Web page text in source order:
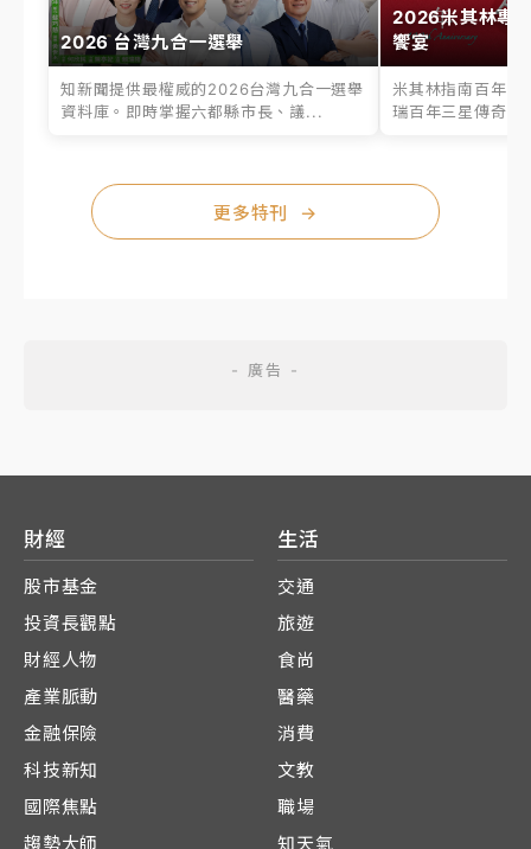
2026 台灣九合一選舉
知新聞提供最權威的2026台灣九合一選舉
資料庫。即時掌握六都縣市長、議...
2026米其林專
饗宴
米其林指南百年之
瑞百年三星傳奇、
更多特刊 →
財經
股市基金
投資長觀點
財經人物
產業脈動
金融保險
科技新知
國際焦點
趨勢大師
生活
交通
旅遊
食尚
醫藥
消費
文教
職場
知天氣